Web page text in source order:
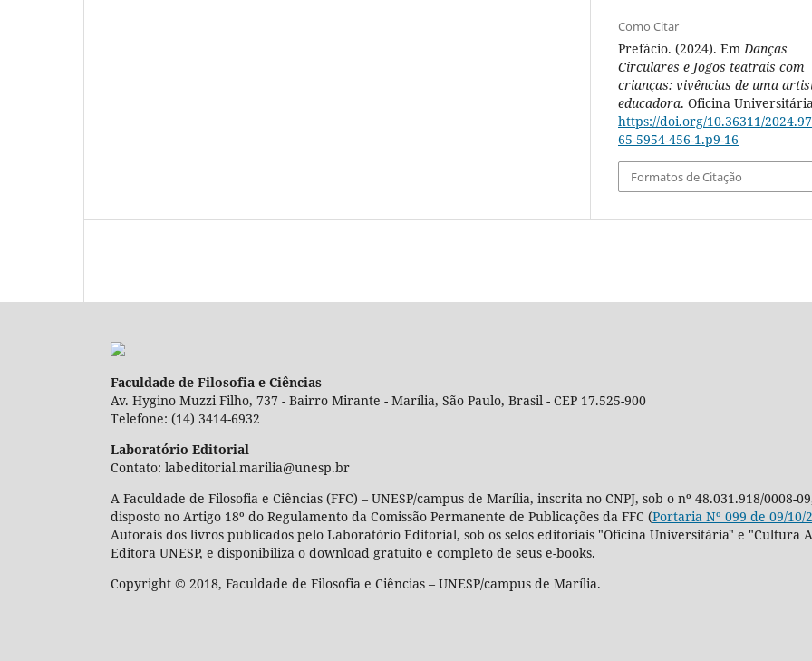
Como Citar
Prefácio. (2024). EmDanças
Circulares e Jogos teatrais com
crianças: vivências de uma
educadora. Oficina
https://doi.org/10.36311/
65-5954-456-1.p9-16
Formatos de Citação
Faculdade de Filosofia e Ciências
Av. Hygino Muzzi Filho, 737 - Bairro Mirante - Marília, São Paulo, Brasil - CEP 17.525-900
Telefone: (14) 3414-6932
Laboratório Editorial
Contato: labeditorial.marilia@unesp.br
A Faculdade de Filosofia e Ciências (FFC) – UNESP/campus de Marília, inscrita no CNPJ, sob o nº 48.031.918/0008-
disposto no Artigo 18º do Regulamento da Comissão Permanente de Publicações da FFC (Portaria Nº 099 de 09/10/
Autorais dos livros publicados pelo Laboratório Editorial, sob os selos editoriais "Oficina Universitária" e "Cultura
Editora UNESP, e disponibiliza o download gratuito e completo de seus e-books.
Copyright © 2018, Faculdade de Filosofia e Ciências – UNESP/campus de Marília.